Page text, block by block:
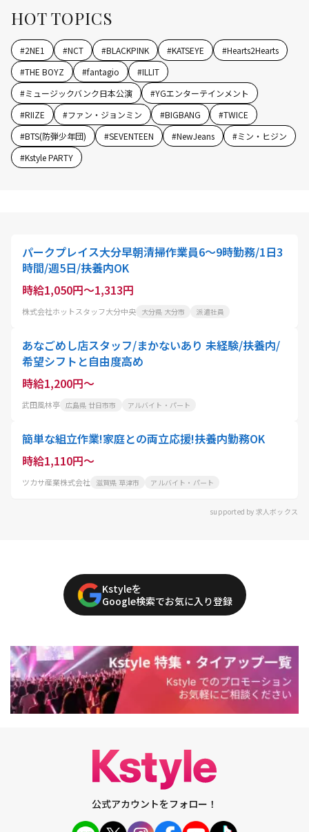
HOT TOPICS
#2NE1 #NCT #BLACKPINK #KATSEYE #Hearts2Hearts
#THE BOYZ #fantagio #ILLIT
#ミュージックバンク日本公演 #YGエンターテインメント
#RIIZE #ファン・ジョンミン #BIGBANG #TWICE
#BTS(防弾少年団) #SEVENTEEN #NewJeans #ミン・ヒジン
#Kstyle PARTY
パークプレイス大分早朝清掃作業員6～9時勤務/1日3
時間/週5日/扶養内OK
時給1,050円～1,313円
株式会社ホットスタッフ大分中央 大分県 大分市 派遣社員
あなごめし店スタッフ/まかないあり 未経験/扶養内/
希望シフトと自由度高め
時給1,200円～
武田風林亭 広島県 廿日市市 アルバイト・パート
簡単な組立作業!家庭との両立応援!扶養内勤務OK
時給1,110円～
ツカサ産業株式会社 滋賀県 草津市 アルバイト・パート
supported by 求人ボックス
Kstyleを
Google検索でお気に入り登録
公式アカウントをフォロー！